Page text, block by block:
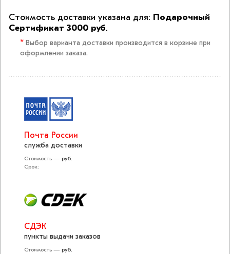
Стоимость доставки указана для: Подарочный
Сертификат 3000 руб.
* Выбор варианта доставки производится в корзине при
оформлении заказа.
Почта России
служба доставки
Стоимость — руб.
Срок:
СДЭК
пункты выдачи заказов
Стоимость — руб.